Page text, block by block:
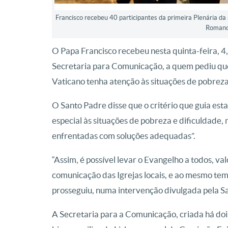
Francisco recebeu 40 participantes da primeira Plenária
O Papa Francisco recebeu nesta quinta-feira,
Secretaria para Comunicação, a quem pediu
Vaticano tenha atenção às situações de
O Santo Padre disse que o critério que guia
especial às situações de pobreza e
enfrentadas com soluções adequadas”.
“Assim, é possível levar o Evangelho a todos,
comunicação das Igrejas locais, e ao mesmo
prosseguiu, numa intervenção divulgada pela
A Secretaria para a Comunicação, criada há